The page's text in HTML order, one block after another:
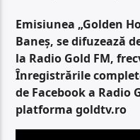
Emisiunea „Golden
Baneș, se difuzează
la Radio Gold FM,
Înregistrările
de Facebook a Radio
platforma goldtv.ro